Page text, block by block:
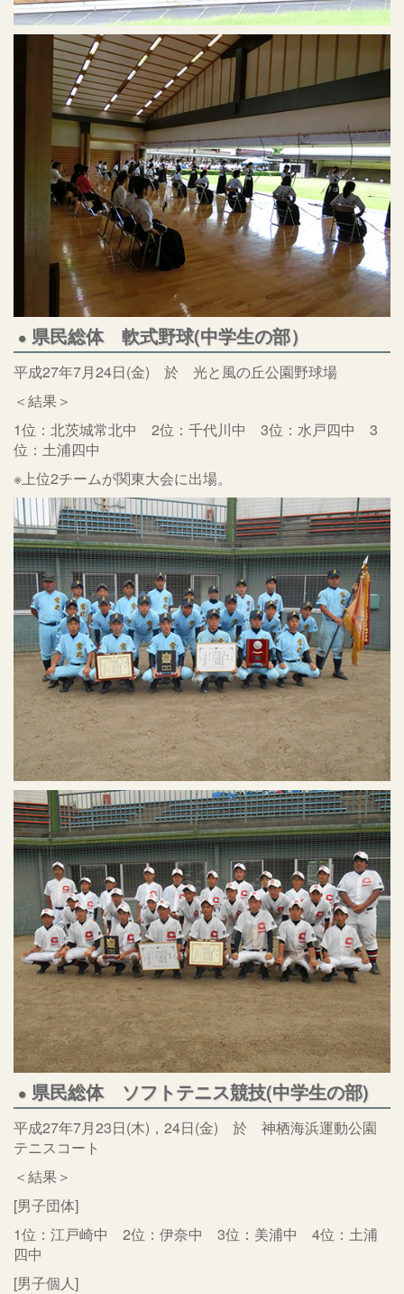
県民総体 軟式野球(中学生の部）
平成27年7月24日(金) 於 光と風の丘公園野球場
＜結果＞
1位：北茨城常北中 2位：千代川中 3位：水戸四中 3
位：土浦四中
※上位2チームが関東大会に出場。
県民総体 ソフトテニス競技(中学生の部)
平成27年7月23日(木)，24日(金) 於 神栖海浜運動公園
テニスコート
＜結果＞
[男子団体]
1位：江戸崎中 2位：伊奈中 3位：美浦中 4位：土浦
四中
[男子個人]